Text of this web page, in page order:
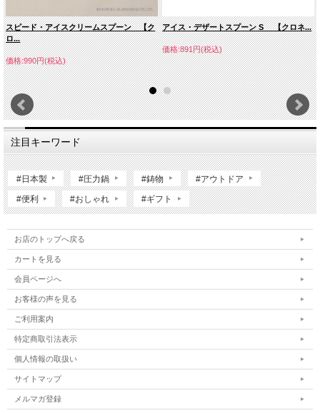
スピード・アイスクリームスプーン 【ク
ロ...
価格:990円(税込)
アイス・デザートスプーン S 【クロネ...
価格:891円(税込)
注目キーワード
#日本製 #圧力鍋 #鋳物 #アウトドア
#便利 #おしゃれ #ギフト
お店のトップへ戻る
カートを見る
会員ページへ
お客様の声を見る
ご利用案内
特定商取引法表示
個人情報の取扱い
サイトマップ
メルマガ登録